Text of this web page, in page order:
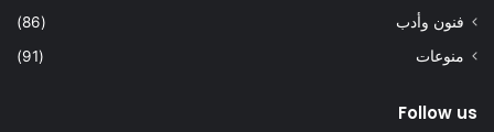
فنون وأدب
(86)
منوعات
(91)
Follow us